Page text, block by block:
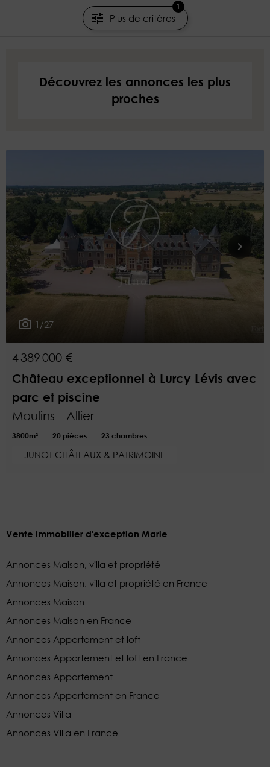
Plus de critères
1
Découvrez les annonces les plus
proches
1/27
4 389 000 €
Château exceptionnel à Lurcy Lévis avec
parc et piscine
Moulins - Allier
3800m² 20 pièces 23 chambres
JUNOT CHÂTEAUX & PATRIMOINE
Vente immobilier d'exception Marle
Annonces Maison, villa et propriété
Annonces Maison, villa et propriété en France
Annonces Maison
Annonces Maison en France
Annonces Appartement et loft
Annonces Appartement et loft en France
Annonces Appartement
Annonces Appartement en France
Annonces Villa
Annonces Villa en France